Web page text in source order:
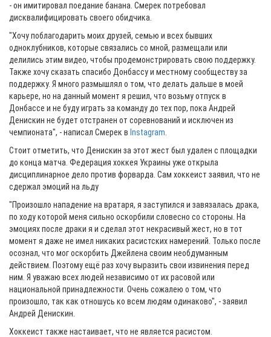
- он имитировал поедание банана. Смерек потребовал
дисквалифицировать своего обидчика.
"Хочу поблагодарить моих друзей, семью и всех бывших
одноклубников, которые связались со мной, размещали или
делились этим видео, чтобы продемонстрировать свою поддержку.
Также хочу сказать спасибо Донбассу и местному сообществу за
поддержку. Я много размышлял о том, что делать дальше в моей
карьере, но на данный момент я решил, что возьму отпуск в
Донбассе и не буду играть за команду до тех пор, пока Андрей
Денискин не будет отстранен от соревнований и исключен из
чемпионата", - написал Смерек в Instagram
Стоит отметить, что Денискин за этот жест был удален с площадки
до конца матча. Федерация хоккея Украины уже открыла
дисциплинарное дело против форварда. Сам хоккеист заявил, что не
сдержал эмоций на льду
"Произошло нападение на вратаря, я заступился и завязалась драка,
по ходу которой меня сильно оскорбили словесно со стороны. На
эмоциях после драки я и сделал этот некрасивый жест, но в тот
момент я даже не имел никаких расистских намерений. Только после
осознал, что мог оскорбить Джейлена своим необдуманным
действием. Поэтому ещё раз хочу выразить свои извинения перед
ним. Я уважаю всех людей независимо от их расовой или
национальной принадлежности. Очень сожалею о том, что
произошло, так как отношусь ко всем людям одинаково", - заявил
Андрей Денискин.
Хоккеист также настаивает, что не является расистом.